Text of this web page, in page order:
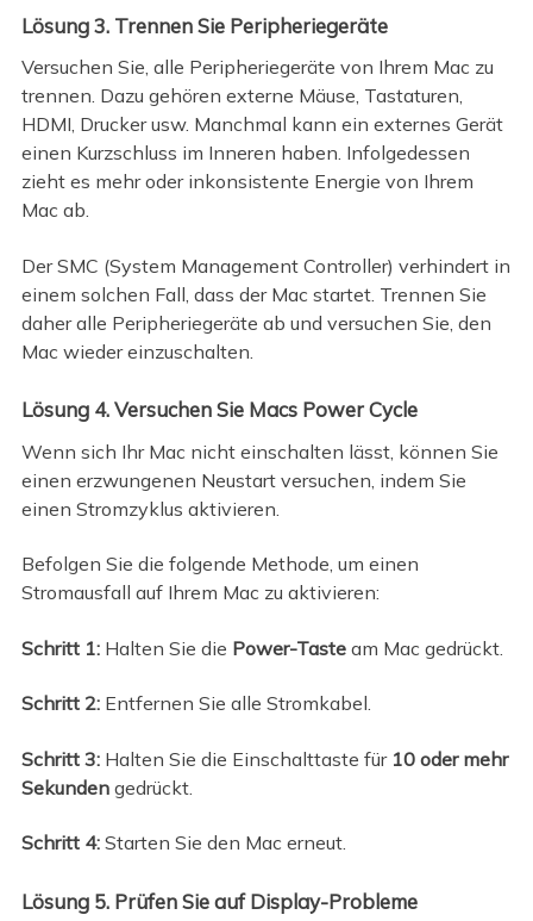
Lösung 3. Trennen Sie Peripheriegeräte
Versuchen Sie, alle Peripheriegeräte von Ihrem Mac zu
trennen. Dazu gehören externe Mäuse, Tastaturen,
HDMI, Drucker usw. Manchmal kann ein externes Gerät
einen Kurzschluss im Inneren haben. Infolgedessen
zieht es mehr oder inkonsistente Energie von Ihrem
Mac ab.
Der SMC (System Management Controller) verhindert in
einem solchen Fall, dass der Mac startet. Trennen Sie
daher alle Peripheriegeräte ab und versuchen Sie, den
Mac wieder einzuschalten.
Lösung 4. Versuchen Sie Macs Power Cycle
Wenn sich Ihr Mac nicht einschalten lässt, können Sie
einen erzwungenen Neustart versuchen, indem Sie
einen Stromzyklus aktivieren.
Befolgen Sie die folgende Methode, um einen
Stromausfall auf Ihrem Mac zu aktivieren:
Schritt 1: Halten Sie die Power-Taste am Mac gedrückt.
Schritt 2: Entfernen Sie alle Stromkabel.
Schritt 3: Halten Sie die Einschalttaste für 10 oder mehr
Sekunden gedrückt.
Schritt 4: Starten Sie den Mac erneut.
Lösung 5. Prüfen Sie auf Display-Probleme